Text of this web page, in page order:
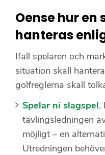
Oense hur
hanteras
Ifall spelaren och
situation skall
golfreglerna skall
Spelar ni slagspel,
tävlingsledningen
möjligt – en
Utredningen